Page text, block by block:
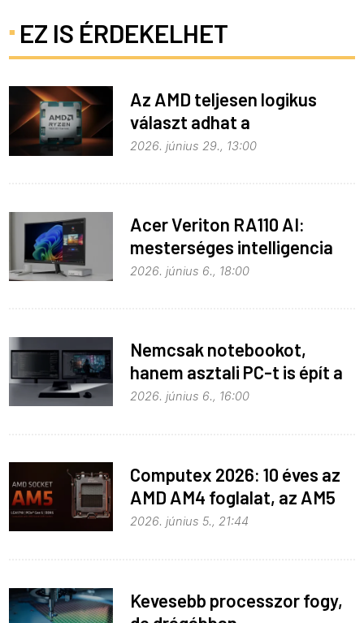
EZ IS ÉRDEKELHET
Az AMD teljesen logikus
választ adhat a
memóriaválságra
2026. június 29., 13:00
Acer Veriton RA110 AI:
mesterséges intelligencia
helyben
2026. június 6., 18:00
Nemcsak notebookot,
hanem asztali PC-t is épít a
Microsoft az RTX Spark köré
2026. június 6., 16:00
Computex 2026: 10 éves az
AMD AM4 foglalat, az AM5
pedig még három évig
2026. június 5., 21:44
Kevesebb processzor fogy,